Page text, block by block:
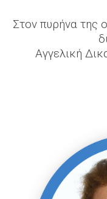
Στον πυρήνα της
Αγγελική